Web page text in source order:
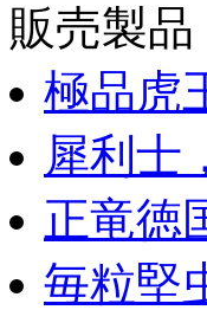
販売製品
極品虎
犀利士
正竜徳
毎粒堅